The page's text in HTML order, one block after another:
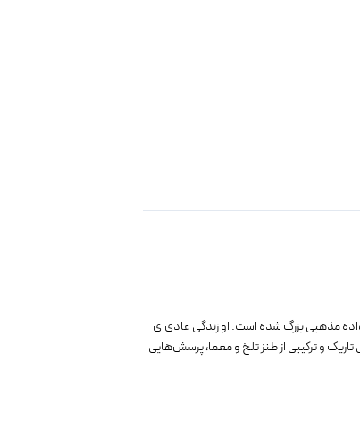
مذهبی بزرگ شده است. او زندگی عادی‌ای
و ترکیبی از طنز تلخ و معما، پرسش‌هایی